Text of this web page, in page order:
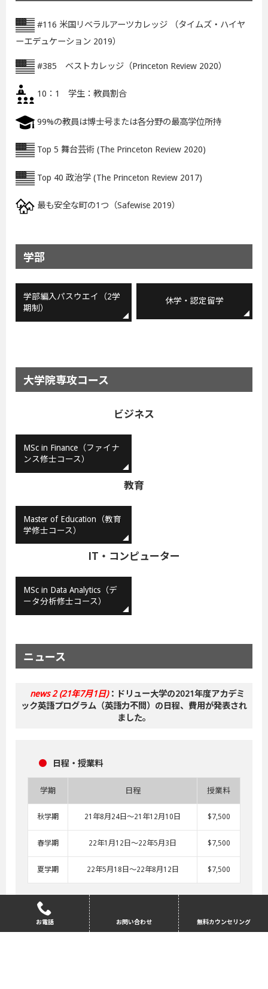
#116 米国リベラルアーツカレッジ （タイムズ・ハイヤ
ーエデュケーション 2019）
#385 ベストカレッジ（Princeton Review 2020）
10：1 学生：教員割合
99%の教員は博士号または各分野の最高学位所持
Top 5 舞台芸術 (The Princeton Review 2020)
Top 40 政治学 (The Princeton Review 2017)
最も安全な町の1つ（Safewise 2019）
学部
学部編入パスウエイ（2学
期制）
休学・認定留学
大学院専攻コース
ビジネス
MSc in Finance（ファイナ
ンス修士コース）
教育
Master of Education（教育
学修士コース）
IT・コンピューター
MSc in Data Analytics（デ
ータ分析修士コース）
ニュース
news 2 (21年7月1日)：ドリュー大学の2021年度アカデミ
ック英語プログラム（英語力不問）の日程、費用が発表され
ました。
● 日程・授業料
学期 日程 授業料
秋学期 21年8月24日～21年12月10日 $7,500
春学期 22年1月12日～22年5月3日 $7,500
夏学期 22年5月18日～22年8月12日 $7,500
学部授業受講オプションあり。
● 滞在費
お電話 お問い合わせ 無料カウンセリング